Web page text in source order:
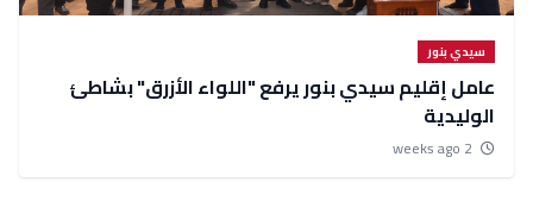
سيدي بنور
عامل إقليم سيدي بنور يرفع "اللواء الأزرق" بشاطئ
الوليدية